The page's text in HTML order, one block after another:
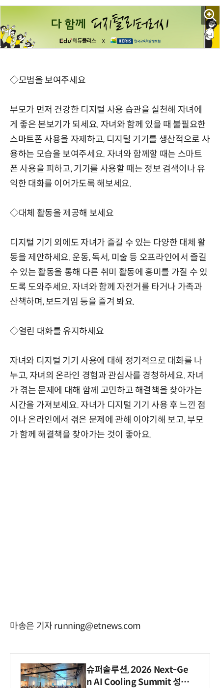
◇모범을 보여주세요
부모가 먼저 건강한 디지털 사용 습관을 실천해 자녀에
게 좋은 본보기가 되세요. 자녀와 함께 있을 때 불필요한
스마트폰 사용을 자제하고, 디지털 기기를 생산적으로 사
용하는 모습을 보여주세요. 자녀와 함께할 때는 스마트
폰 사용을 피하고, 기기를 사용할 때는 정보 검색이나 유
익한 대화를 이어가도록 해보세요.
◇대체 활동을 제공해 보세요
디지털 기기 외에도 자녀가 즐길 수 있는 다양한 대체 활
동을 제안하세요. 운동, 독서, 미술 등 오프라인에서 즐길
수 있는 활동을 통해 다른 취미 활동에 흥미를 가질 수 있
도록 도와주세요. 자녀와 함께 자전거를 타거나 가족과
산책하며, 보드게임 등을 즐겨 봐요.
◇열린 대화를 유지하세요
자녀와 디지털 기기 사용에 대해 정기적으로 대화를 나
누고, 자녀의 온라인 경험과 관심사를 경청하세요. 자녀
가 겪는 문제에 대해 함께 고민하고 해결책을 찾아가는
시간을 가져보세요. 자녀가 디지털 기기 사용 후 느낀 점
이나 온라인에서 겪은 문제에 관해 이야기해 보고, 부모
가 함께 해결책을 찾아가는 것이 좋아요.
마송은 기자 running@etnews.com
슈퍼솔루션, 2026 Next-Ge
n AI Cooling Summit 성황